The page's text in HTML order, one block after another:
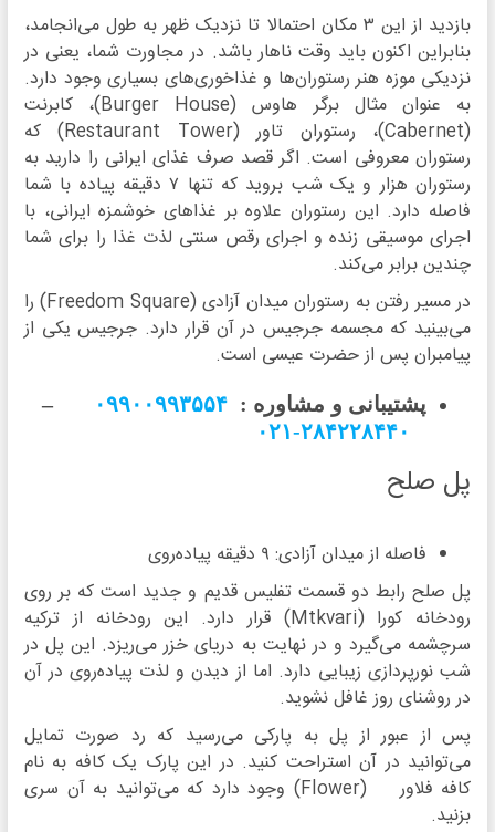
بازدید از این ۳ مکان احتمالا تا نزدیک ظهر به طول می‌انجامد،
بنابراین اکنون باید وقت ناهار باشد. در مجاورت شما، یعنی در
نزدیکی موزه هنر رستوران‌ها و غذاخوری‌های بسیاری وجود دارد.
به عنوان مثال برگر هاوس (Burger House)، کابرنت
(Cabernet)، رستوران تاور (Restaurant Tower) که
رستوران معروفی است. اگر قصد صرف غذای ایرانی را دارید به
رستوران هزار و یک شب بروید که تنها ۷ دقیقه پیاده با شما
فاصله دارد. این رستوران علاوه بر غذاهای خوشمزه ایرانی، با
اجرای موسیقی زنده و اجرای رقص سنتی لذت غذا را برای شما
چندین برابر می‌کند.
در مسیر رفتن به رستوران میدان آزادی (Freedom Square) را
می‌بینید که مجسمه جرجیس در آن قرار دارد. جرجیس یکی از
پیامبران پس از حضرت عیسی است.
پشتیبانی و مشاوره : ۰۹۹۰۰۹۹۳۵۵۴
–
۲۸۴۲۲۸۴۴۰-۰۲۱
پل صلح
فاصله از میدان آزادی: ۹ دقیقه پیاده‌روی
پل صلح رابط دو قسمت تفلیس قدیم و جدید است که بر روی
رودخانه کورا (Mtkvari) قرار دارد. این رودخانه از ترکیه
سرچشمه می‌گیرد و در نهایت به دریای خزر می‌ریزد. این پل در
شب نورپردازی زیبایی دارد. اما از دیدن و لذت پیاده‌روی در آن
در روشنای روز غافل نشوید.
پس از عبور از پل به پارکی می‌رسید که رد صورت تمایل
می‌توانید در آن استراحت کنید. در این پارک یک کافه به نام
کافه فلاور (Flower)‌ وجود دارد که می‌توانید به آن سری
بزنید.